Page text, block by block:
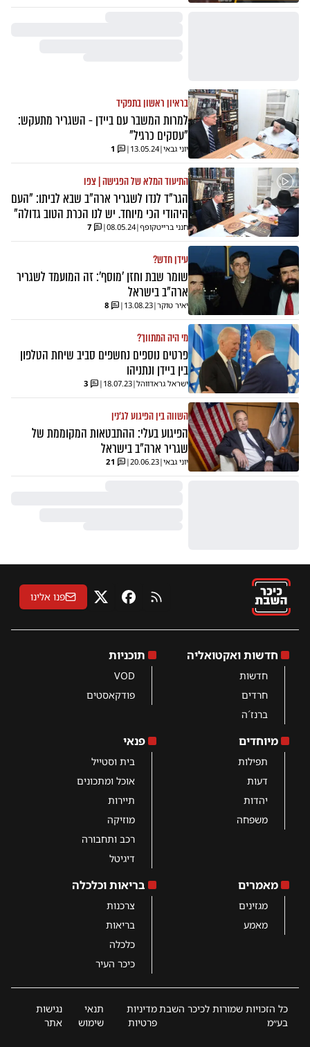
בראיון ראשון בתפקיד
למרות המשבר עם ביידן - השגריר מתעקש:
"עסקים כרגיל"
יוני גבאי|
13.05.24
|
1
התיעוד המלא של הפגישה | צפו
הגר"ד לנדו לשגריר ארה"ב שבא לביתו: "העם
היהודי הכי מיוחד. יש לנו הכרת הטוב גדולה"
חנני ברייטקופף|
08.05.24
|
7
עידן חדש?
שומר שבת וחזן 'מוסף': זה המועמד לשגריר
ארה"ב בישראל
יאיר טוקר|
13.08.23
|
8
מי היה המתווך?
פרטים נוספים נחשפים סביב שיחת הטלפון
בין ביידן ונתניהו
ישראל גראדווהל|
18.07.23
|
3
השווה בין הפיגוע לג'נין
הפיגוע בעלי: ההתבטאות המקוממת של
שגריר ארה"ב בישראל
יוני גבאי|
20.06.23
|
21
RSS פייסבוקX פנו אלינו
חדשות ואקטואליה
חדשות
חרדים
ברנז´ה
תוכניות
VOD
פודקאסטים
מיוחדים
תפילות
דעות
יהדות
משפחה
פנאי
בית וסטייל
אוכל ומתכונים
תיירות
מוזיקה
רכב ותחבורה
דיגיטל
מאמרים
מגזינים
מאמע
בריאות וכלכלה
צרכנות
בריאות
כלכלה
כיכר העיר
כל הזכויות שמורות לכיכר השבת
בע״מ
מדיניות
פרטיות
תנאי
שימוש
נגישות
אתר